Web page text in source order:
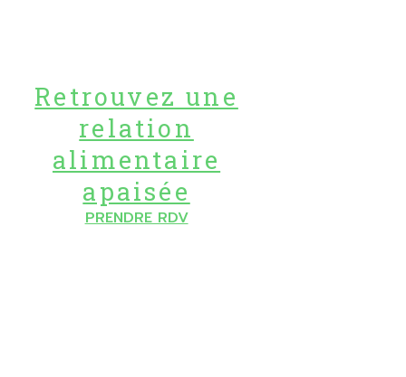
Retrouvez une
relation
alimentaire
apaisée
PRENDRE RDV